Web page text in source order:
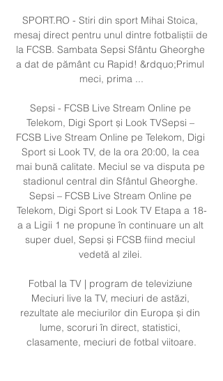
SPORT.RO - Stiri din sport Mihai Stoica,
mesaj direct pentru unul dintre fotbaliștii de
la FCSB. Sambata Sepsi Sfântu Gheorghe
a dat de pământ cu Rapid! &rdquo;Primul
meci, prima ...
Sepsi - FCSB Live Stream Online pe
Telekom, Digi Sport și Look TVSepsi –
FCSB Live Stream Online pe Telekom, Digi
Sport si Look TV, de la ora 20:00, la cea
mai bună calitate. Meciul se va disputa pe
stadionul central din Sfântul Gheorghe.
Sepsi – FCSB Live Stream Online pe
Telekom, Digi Sport si Look TV Etapa a 18-
a a Ligii 1 ne propune în continuare un alt
super duel, Sepsi și FCSB fiind meciul
vedetă al zilei.
Fotbal la TV | program de televiziune
Meciuri live la TV, meciuri de astăzi,
rezultate ale meciurilor din Europa și din
lume, scoruri în direct, statistici,
clasamente, meciuri de fotbal viitoare.